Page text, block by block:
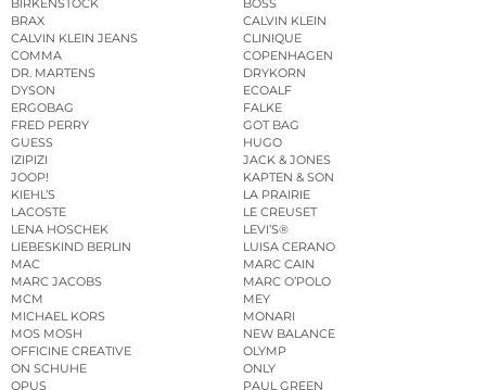
BIRKENSTOCK
BOSS
BRAX
CALVIN KLEIN
CALVIN KLEIN JEANS
CLINIQUE
COMMA
COPENHAGEN
DR. MARTENS
DRYKORN
DYSON
ECOALF
ERGOBAG
FALKE
FRED PERRY
GOT BAG
GUESS
HUGO
IZIPIZI
JACK & JONES
JOOP!
KAPTEN & SON
KIEHL’S
LA PRAIRIE
LACOSTE
LE CREUSET
LENA HOSCHEK
LEVI’S®
LIEBESKIND BERLIN
LUISA CERANO
MAC
MARC CAIN
MARC JACOBS
MARC O’POLO
MCM
MEY
MICHAEL KORS
MONARI
MOS MOSH
NEW BALANCE
OFFICINE CREATIVE
OLYMP
ON SCHUHE
ONLY
OPUS
PAUL GREEN